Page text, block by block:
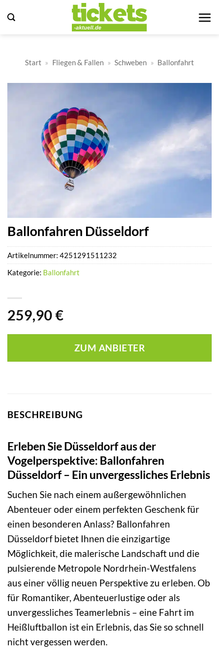
Inhalt
Start » Fliegen & Fallen » Schweben » Ballonfahrt
Ballonfahren Düsseldorf
259,90 €
ZUM ANBIETER
Artikelnummer: 4251291511232
Kategorie: Ballonfahrt
BESCHREIBUNG
Erleben Sie Düsseldorf aus der
Vogelperspektive: Ballonfahren
Düsseldorf – Ein unvergessliches Erlebnis
Suchen Sie nach einem außergewöhnlichen
Abenteuer oder einem perfekten Geschenk für
einen besonderen Anlass? Ballonfahren
Düsseldorf bietet Ihnen die einzigartige
Möglichkeit, die malerische Landschaft und die
pulsierende Metropole Nordrhein-Westfalens
aus einer völlig neuen Perspektive zu erleben. Ob
für Romantiker, Abenteuerlustige oder als
unvergessliches Teamerlebnis – eine Fahrt im
Heißluftballon ist ein Erlebnis, das Sie so schnell
nicht vergessen werden.